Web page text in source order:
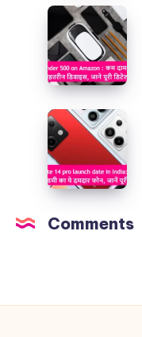
Price,
Features
और
Launch
6000mAh
बैटरी,
50MP
कैमरा
के
साथ
पावरफुल
स्मार्टफोन!
Gadgets
under
500
on
:
कम
दाम
में
खरीदे
जाने
Redmi
Note
14
pro
date
Comments